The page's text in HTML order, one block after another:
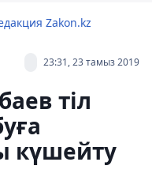
Zakon.kz
23:31, 23 тамыз 2019
тіл
күшейту